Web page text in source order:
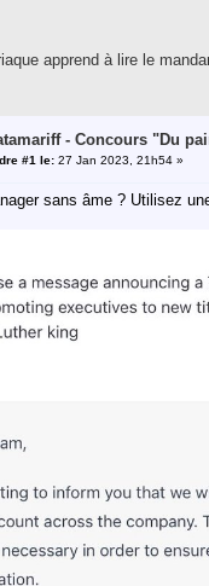
apprend à lire le
- Concours "Du
#1 le: 27 Jan 2023, 21h54 »
sans âme ? Utilisez